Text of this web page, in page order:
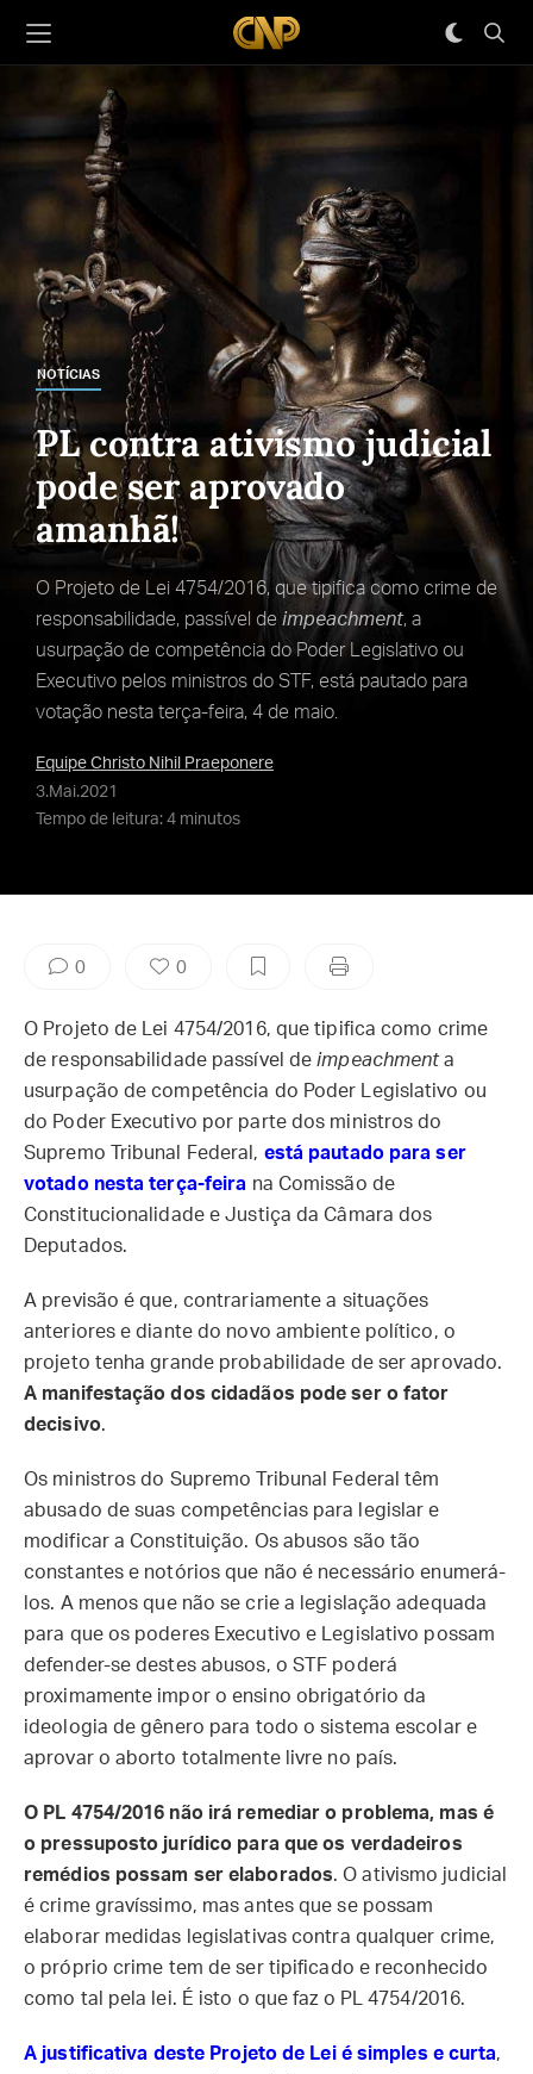
NOTÍCIAS
PL contra ativismo judicial
pode ser aprovado
amanhã!
O Projeto de Lei 4754/2016, que tipifica como crime de
responsabilidade, passível de impeachment, a
usurpação de competência do Poder Legislativo ou
Executivo pelos ministros do STF, está pautado para
votação nesta terça-feira, 4 de maio.
Equipe Christo Nihil Praeponere
3.Mai.2021
Tempo de leitura: 4 minutos
0 0
O Projeto de Lei 4754/2016, que tipifica como crime
de responsabilidade passível deimpeachmenta
usurpação de competência do Poder Legislativo ou
do Poder Executivo por parte dos ministros do
Supremo Tribunal Federal, está pautado para ser
votado nesta terça-feira na Comissão de
Constitucionalidade e Justiça da Câmara dos
Deputados.
A previsão é que, contrariamente a situações
anteriores e diante do novo ambiente político, o
projeto tenha grande probabilidade de ser aprovado.
A manifestação dos cidadãos pode ser o fator
decisivo.
Os ministros do Supremo Tribunal Federal têm
abusado de suas competências para legislar e
modificar a Constituição. Os abusos são tão
constantes e notórios que não é necessário enumerá-
los. A menos que não se crie a legislação adequada
para que os poderes Executivo e Legislativo possam
defender-se destes abusos, o STF poderá
proximamente impor o ensino obrigatório da
ideologia de gênero para todo o sistema escolar e
aprovar o aborto totalmente livre no país.
O PL 4754/2016 não irá remediar o problema, mas é
o pressuposto jurídico para que os verdadeiros
remédios possam ser elaborados. O ativismo judicial
é crime gravíssimo, mas antes que se possam
elaborar medidas legislativas contra qualquer crime,
o próprio crime tem de ser tipificado e reconhecido
como tal pela lei. É isto o que faz o PL 4754/2016.
A justificativa deste Projeto de Lei é simples e curta,